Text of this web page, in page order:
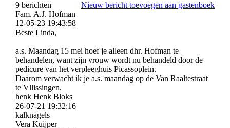
9 berichten
Nieuw bericht toevoegen aan gastenboek
Fam. A.J. Hofman
12-05-23 19:43:58
Beste Linda,
a.s. Maandag 15 mei hoef je alleen dhr. Hofman te
behandelen, want zijn vrouw wordt nu behandeld door de
pedicure van het verpleeghuis Picassoplein.
Daarom verwacht ik je a.s. maandag op de Van Raaltestraat
te Vllissingen.
henk Henk Bloks
26-07-21 19:32:16
kalknagels
Vera Kuijper